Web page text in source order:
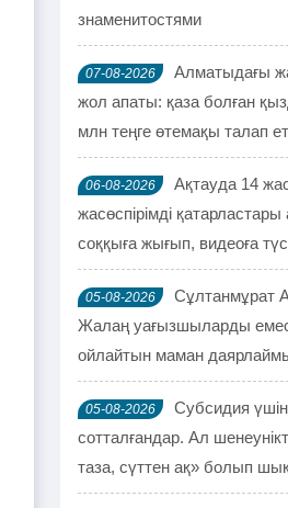
знаменитостями
07-08-2026
Алматыдағы
жол апаты: қаза болған
млн теңге өтемақы талап
06-08-2026
Ақтауда 14
жасөспірімді
соққыға жығып, видеоға
05-08-2026
Жалаң уағызшыларды
ойлайтын маман
05-08-2026
Субсидия үшін
сотталғандар. Ал
таза, сүттен ақ» болып